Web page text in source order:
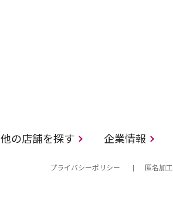
他の店舗を探す 企業情報
プライバシーポリシー 匿名加